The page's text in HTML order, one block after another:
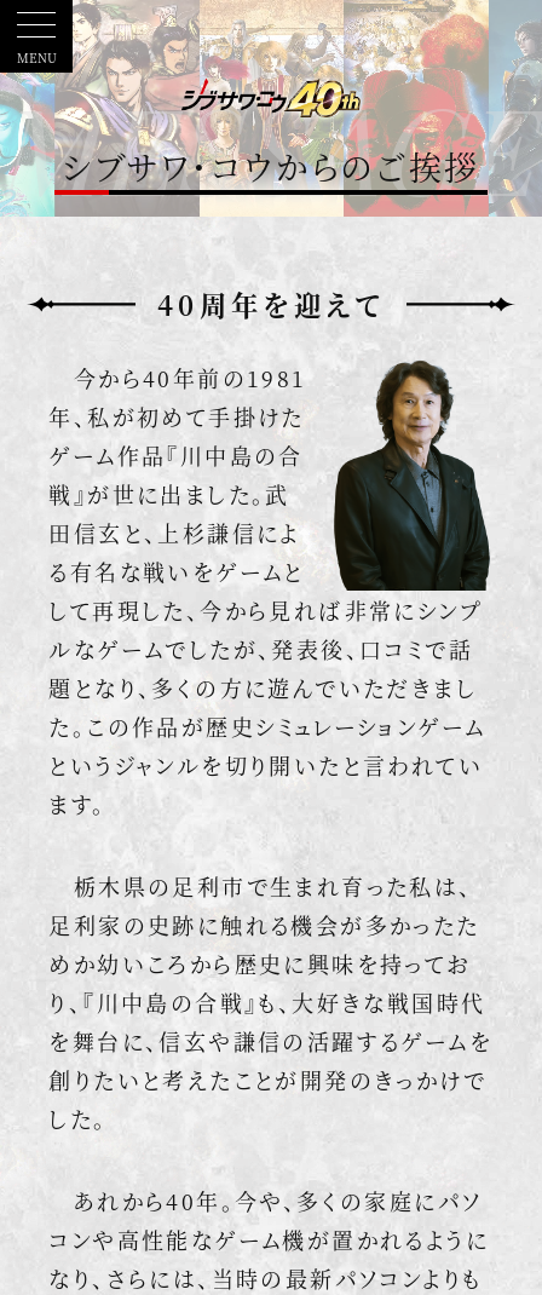
MENU
シブサワ・コウからのご挨拶
40周年を迎えて
今から40年前の1981
年、私が初めて手掛けた
ゲーム作品『川中島の合
戦』が世に出ました。武
田信玄と、上杉謙信によ
る有名な戦いをゲームと
して再現した、今から見れば非常にシンプ
ルなゲームでしたが、発表後、口コミで話
題となり、多くの方に遊んでいただきまし
た。この作品が歴史シミュレーションゲーム
というジャンルを切り開いたと言われてい
ます。
栃木県の足利市で生まれ育った私は、
足利家の史跡に触れる機会が多かったた
めか幼いころから歴史に興味を持ってお
り、『川中島の合戦』も、大好きな戦国時代
を舞台に、信玄や謙信の活躍するゲームを
創りたいと考えたことが開発のきっかけで
した。
あれから40年。今や、多くの家庭にパソ
コンや高性能なゲーム機が置かれるように
なり、さらには、当時の最新パソコンよりも